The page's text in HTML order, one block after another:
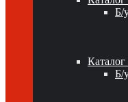
Б/
Б/